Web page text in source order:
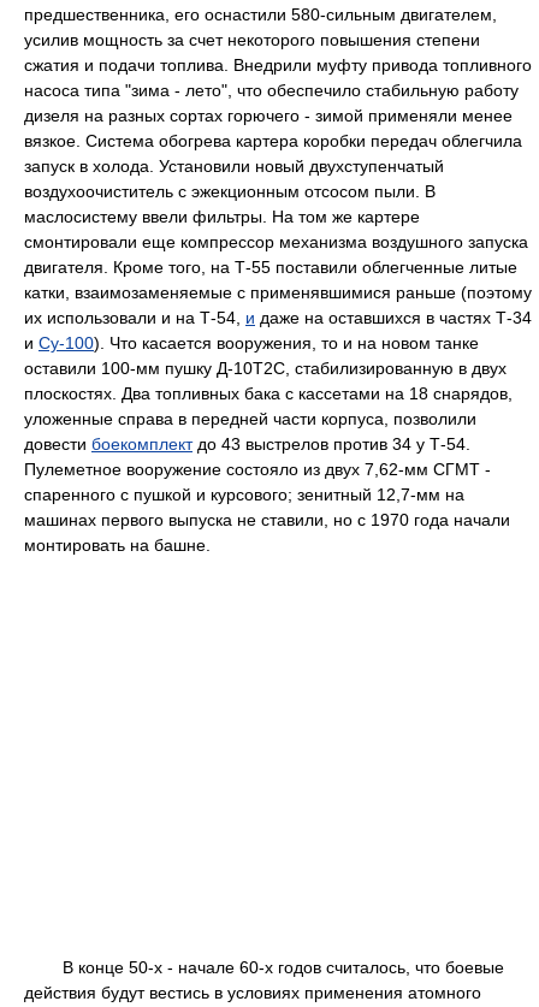
предшественника, его оснастили 580-сильным двигателем,
усилив мощность за счет некоторого повышения степени
сжатия и подачи топлива. Внедрили муфту привода топливного
насоса типа "зима - лето", что обеспечило стабильную работу
дизеля на разных сортах горючего - зимой применяли менее
вязкое. Система обогрева картера коробки передач облегчила
запуск в холода. Установили новый двухступенчатый
воздухоочиститель с эжекционным отсосом пыли. В
маслосистему ввели фильтры. На том же картере
смонтировали еще компрессор механизма воздушного запуска
двигателя. Кроме того, на Т-55 поставили облегченные литые
катки, взаимозаменяемые с применявшимися раньше (поэтому
их использовали и на Т-54, и даже на оставшихся в частях Т-34
и Су-100). Что касается вооружения, то и на новом танке
оставили 100-мм пушку Д-10Т2С, стабилизированную в двух
плоскостях. Два топливных бака с кассетами на 18 снарядов,
уложенные справа в передней части корпуса, позволили
довести боекомплектдо 43 выстрелов против 34 у Т-54.
Пулеметное вооружение состояло из двух 7,62-мм СГМТ -
спаренного с пушкой и курсового; зенитный 12,7-мм на
машинах первого выпуска не ставили, но с 1970 года начали
монтировать на башне.
В конце 50-х - начале 60-х годов считалось, что боевые
действия будут вестись в условиях применения атомного